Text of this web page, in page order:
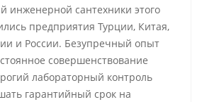
инженерной сантехники этого
предприятия Турции, Китая,
и России. Безупречный опыт
совершенствование
лабораторный контроль
гарантийный срок на